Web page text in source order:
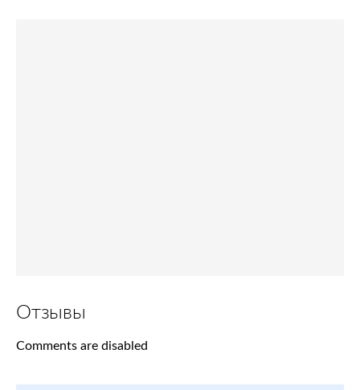
Отзывы
Comments are disabled